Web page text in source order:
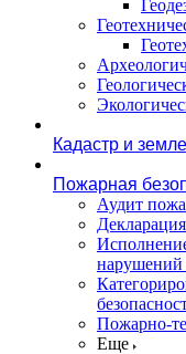
Кадастр и
Пожарная
Аудит
нарушений
Пожарно-
Еще